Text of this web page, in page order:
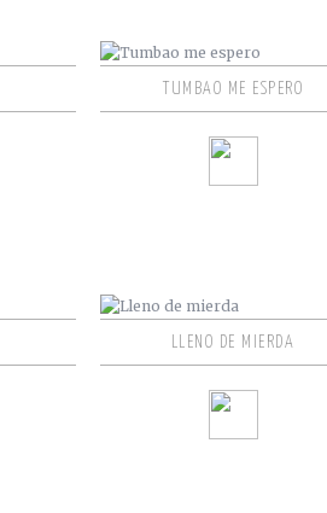
TUMBAO ME ESPERO
LLENO DE MIERDA